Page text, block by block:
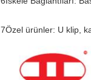
7Özel ürünler: U klip,